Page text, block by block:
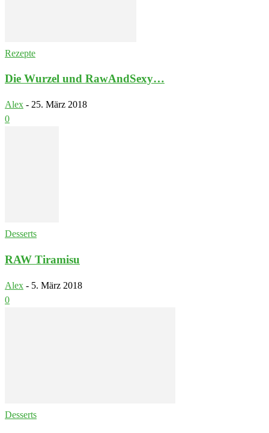
Rezepte
Die Wurzel und RawAndSexy…
Alex - 25. März 2018
0
Desserts
RAW Tiramisu
Alex - 5. März 2018
0
Desserts